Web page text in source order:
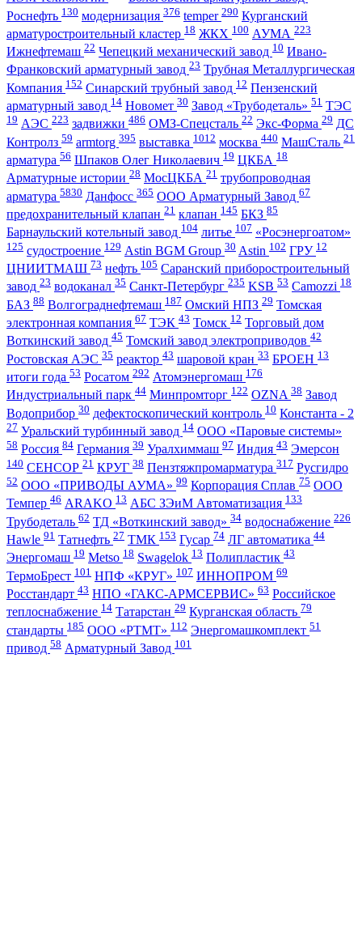
Роснефть 130 модернизация 376 temper 290 Курганский
арматуростроительный кластер 18 ЖКХ 100 АУМА 223
Ижнефтемаш 22 Чепецкий механический завод 10 Ивано-
Франковский арматурный завод 23 Трубная Металлургическая
Компания 152 Синарский трубный завод 12 Пензенский
арматурный завод 14 Новомет 30 Завод «Трубодеталь» 51 ТЭС
19 АЭС 223 задвижки 486 ОМЗ-Спецсталь 22 Экс-Форма 29 ДС
Контролз 59 armtorg 395 выставка 1012 москва 440 МашСталь 21
арматура 56 Шпаков Олег Николаевич 19 ЦКБА 18
Арматурные истории 28 МосЦКБА 21 трубопроводная
арматура 5830 Данфосс 365 ООО Арматурный Завод 67
предохранительный клапан 21 клапан 145 БКЗ 85
Барнаульский котельный завод 104 литье 107 «Росэнергоатом»
125 судостроение 129 Astin BGM Group 30 Astin 102 ГРУ 12
ЦНИИТМАШ 73 нефть 105 Саранский приборостроительный
завод 23 водоканал 35 Санкт-Петербург 235 KSB 53 Camozzi 18
БАЗ 88 Волгограднефтемаш 187 Омский НПЗ 29 Томская
электронная компания 67 ТЭК 43 Томск 12 Торговый дом
Воткинский завод 45 Томский завод электроприводов 42
Ростовская АЭС 35 реактор 43 шаровой кран 33 БРОЕН 13
итоги года 53 Росатом 292 Атомэнергомаш 176
Индустриальный парк 44 Минпромторг 122 OZNA 38 Завод
Водоприбор 30 дефектоскопический контроль 10 Константа - 2
27 Уральский турбинный завод 14 ООО «Паровые системы»
58 Россия 84 Германия 39 Уралхиммаш 97 Индия 43 Эмерсон
140 СЕНСОР 21 КРУГ 38 Пензтяжпромарматура 317 Русгидро
52 ООО «ПРИВОДЫ АУМА» 99 Корпорация Сплав 75 ООО
Темпер 46 ARAKO 13 АБС ЗЭиМ Автоматизация 133
Трубодеталь 62 ТД «Воткинский завод» 34 водоснабжение 226
Hawle 91 Татнефть 27 ТМК 153 Гусар 74 ЛГ автоматика 44
Энергомаш 19 Metso 18 Swagelok 13 Полипластик 43
ТермоБрест 101 НПФ «КРУГ» 107 ИННОПРОМ 69
Росстандарт 43 НПО «ГАКС-АРМСЕРВИС» 63 Российское
теплоснабжение 14 Татарстан 29 Курганская область 79
стандарты 185 ООО «РТМТ» 112 Энергомашкомплект 51
привод 58 Арматурный Завод 101